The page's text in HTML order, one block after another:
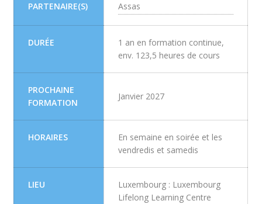
PARTENAIRE(S)
Assas
DURÉE
1 an en formation continue,
env. 123,5 heures de cours
PROCHAINE
FORMATION
Janvier 2027
HORAIRES
En semaine en soirée et les
vendredis et samedis
LIEU
Luxembourg : Luxembourg
Lifelong Learning Centre